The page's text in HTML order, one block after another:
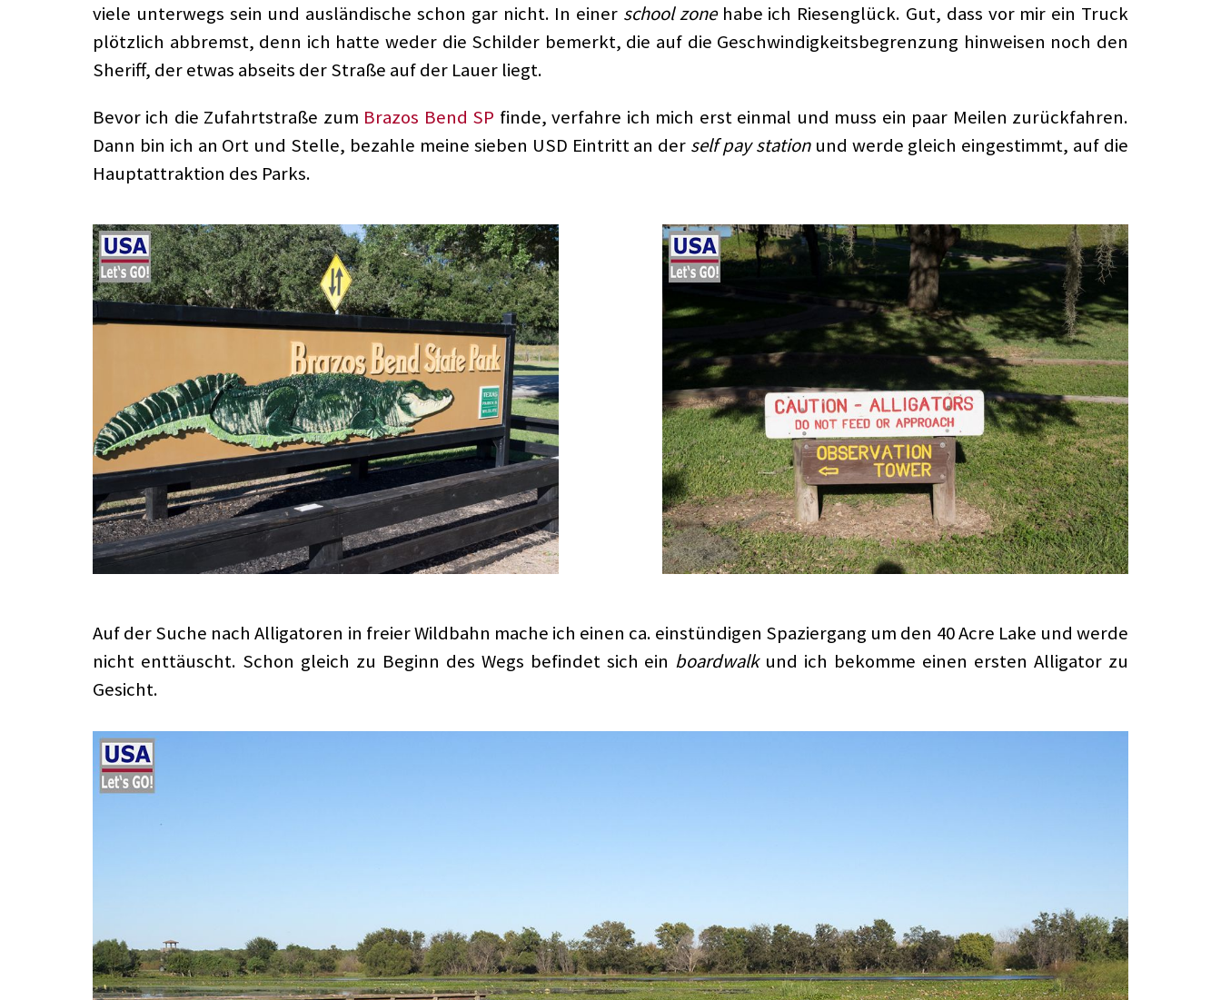
viele unterwegs sein und ausländische schon gar nicht. In einer school zonehabe ich Riesenglück. Gut, dass vor mir ein Truck
plötzlich abbremst, denn ich hatte weder die Schilder bemerkt, die auf die Geschwindigkeitsbegrenzung hinweisen noch den
Sheriff, der etwas abseits der Straße auf der Lauer liegt.
Bevor ich die Zufahrtstraße zum Brazos Bend SP finde, verfahre ich mich erst einmal und muss ein paar Meilen zurückfahren.
Dann bin ich an Ort und Stelle, bezahle meine sieben USD Eintritt an der self pay stationund werde gleich eingestimmt, auf die
Hauptattraktion des Parks.
Auf der Suche nach Alligatoren in freier Wildbahn mache ich einen ca. einstündigen Spaziergang um den 40 Acre Lake und werde
nicht enttäuscht. Schon gleich zu Beginn des Wegs befindet sich ein boardwalkund ich bekomme einen ersten Alligator zu
Gesicht.